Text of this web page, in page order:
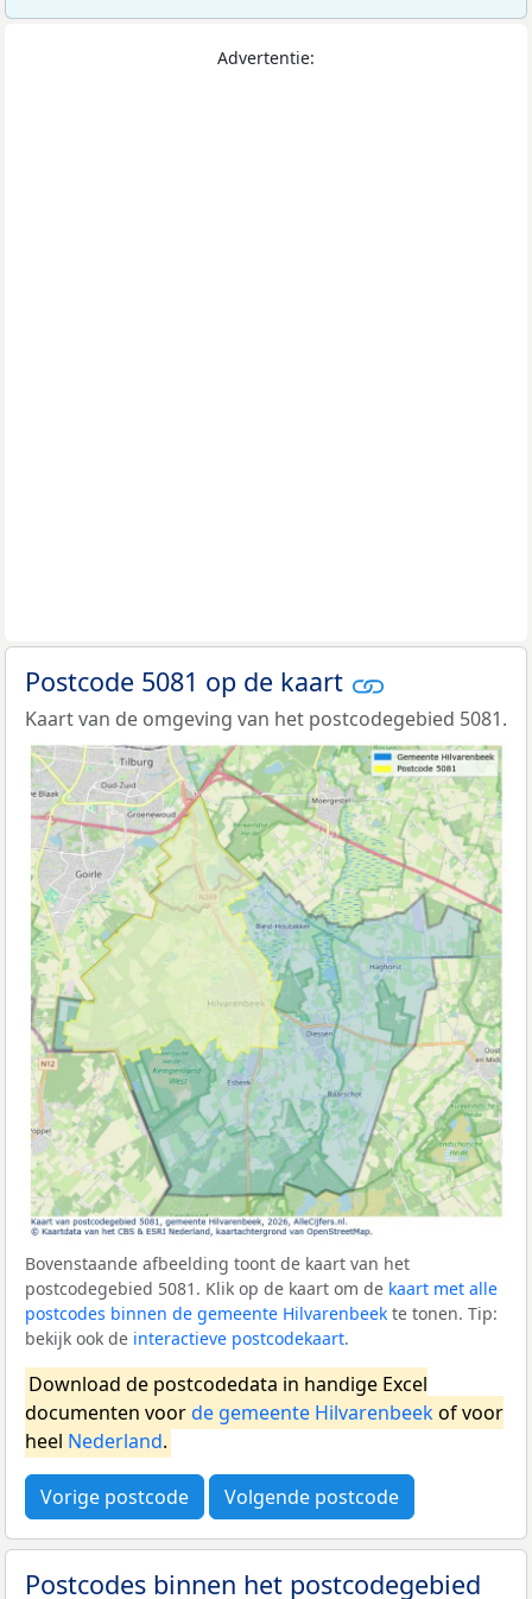
Advertentie:
Postcode 5081 op de kaart
Kaart van de omgeving van het postcodegebied 5081.
Bovenstaande afbeelding toont de kaart van het
postcodegebied 5081. Klik op de kaart om de kaart met alle
postcodes binnen de gemeente Hilvarenbeek te tonen. Tip:
bekijk ook de interactieve postcodekaart.
Download de postcodedata in handige Excel
documenten voorde gemeente Hilvarenbeekof voor
heel Nederland.
Vorige postcode Volgende postcode
Postcodes binnen het postcodegebied